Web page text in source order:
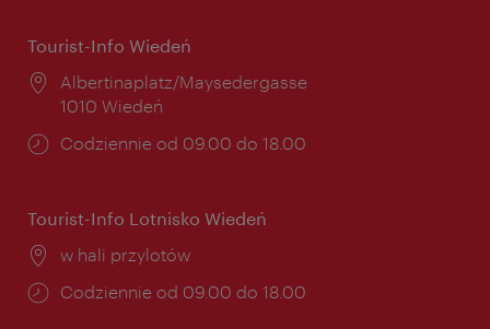
Tourist-Info Wiedeń
Miejsce:
Albertinaplatz/Maysedergasse
1010 Wiedeń
Godziny
Codziennie od 09.00 do 18.00
Tourist-Info Lotnisko Wiedeń
Miejsce:
w hali przylotów
Godziny
Codziennie od 09.00 do 18.00